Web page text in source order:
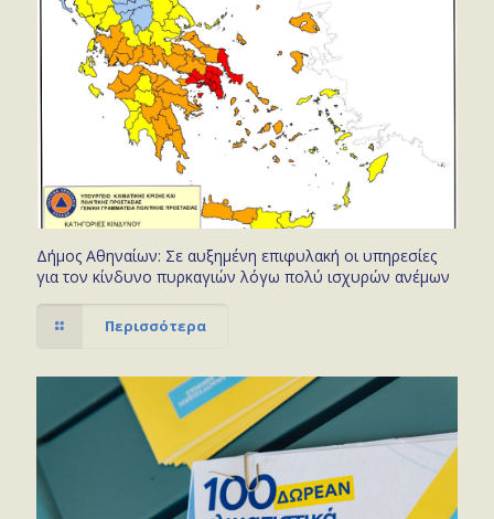
Δήμος Αθηναίων: Σε αυξημένη επιφυλακή οι υπηρεσίες
για τον κίνδυνο πυρκαγιών λόγω πολύ ισχυρών ανέμων
Περισσότερα